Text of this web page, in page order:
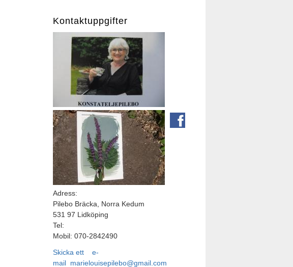
Kontaktuppgifter
Adress:
Pilebo Bräcka, Norra Kedum
531 97 Lidköping
Tel:
Mobil: 070-2842490
Skicka ett e-
mail marielouisepilebo@gmail.com